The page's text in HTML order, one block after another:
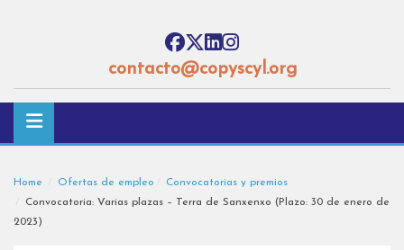
contacto@copyscyl.org
Home Ofertas de empleo
Convocatorias y premios
Convocatoria: Varias plazas – Terra de Sanxenxo (Plazo: 30 de enero de
2023)